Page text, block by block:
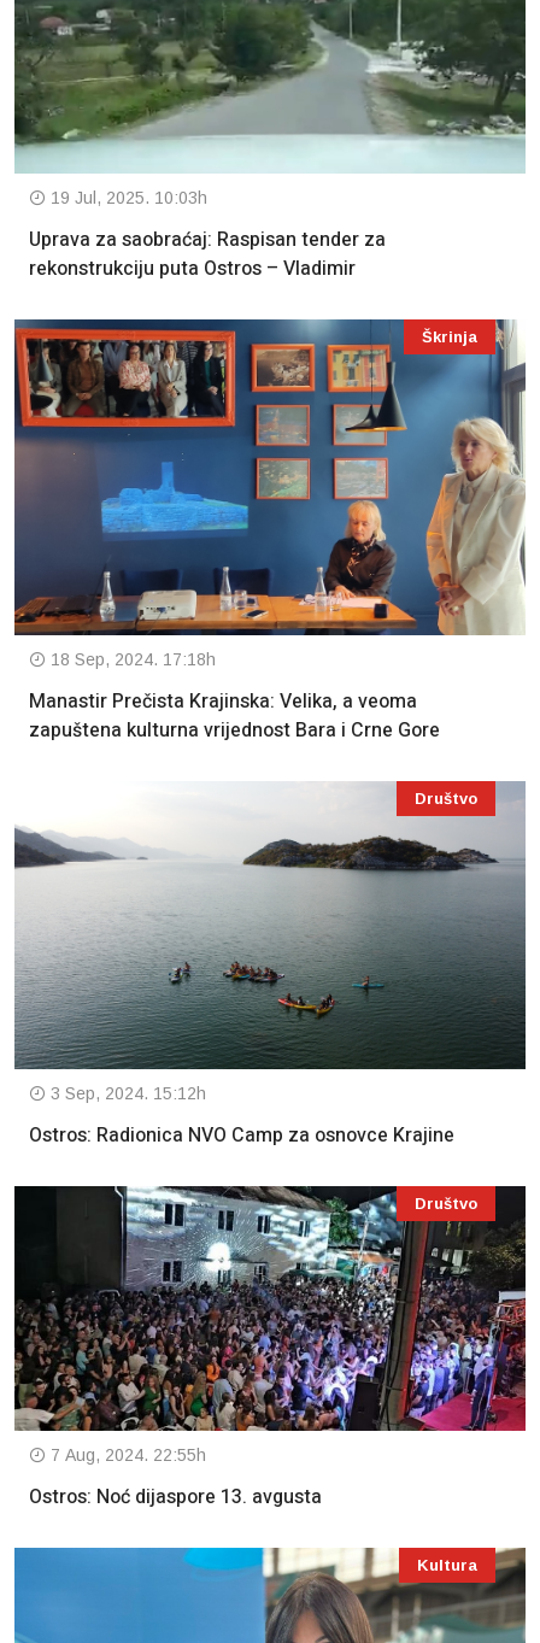
19 Jul, 2025. 10:03h
Uprava za saobraćaj: Raspisan tender za
rekonstrukciju puta Ostros – Vladimir
Škrinja
18 Sep, 2024. 17:18h
Manastir Prečista Krajinska: Velika, a veoma
zapuštena kulturna vrijednost Bara i Crne Gore
Društvo
3 Sep, 2024. 15:12h
Ostros: Radionica NVO Camp za osnovce Krajine
Društvo
7 Aug, 2024. 22:55h
Ostros: Noć dijaspore 13. avgusta
Kultura